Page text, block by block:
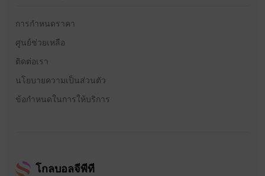
การกำหนดราคา
ศูนย์ช่วยเหลือ
ติดต่อเรา
นโยบายความเป็นส่วนตัว
ข้อกำหนดในการให้บริการ
โกลบอลจีพีที